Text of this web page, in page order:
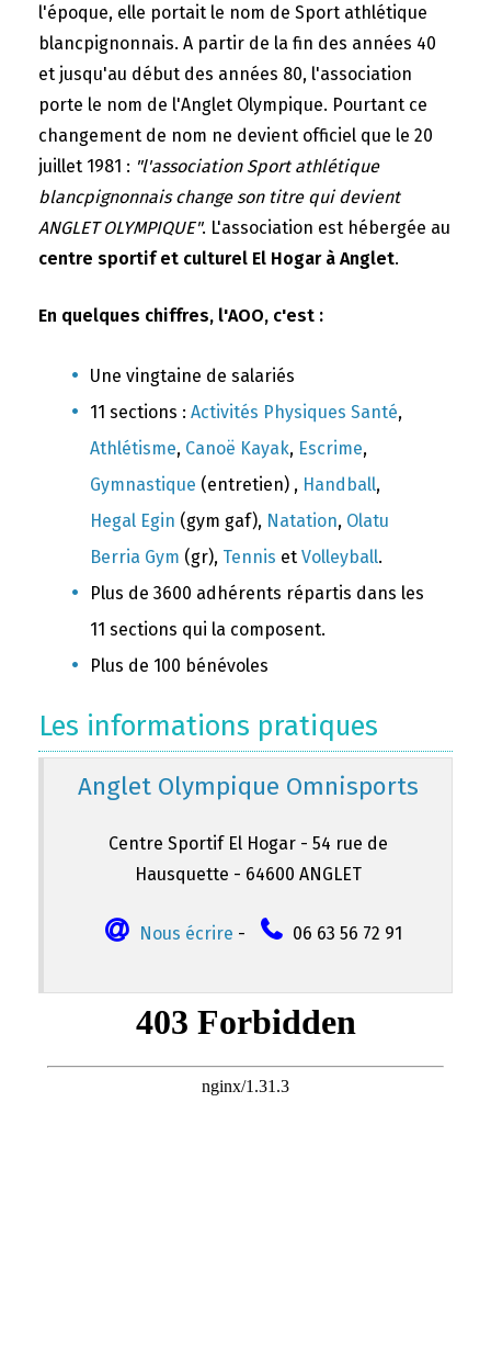
l'époque, elle portait le nom de Sport athlétique
blancpignonnais. A partir de la fin des années 40
et jusqu'au début des années 80, l'association
porte le nom de l'Anglet Olympique. Pourtant ce
changement de nom ne devient officiel que le 20
juillet 1981 : "l'association Sport athlétique
blancpignonnais change son titre qui devient
ANGLET OLYMPIQUE". L'association est hébergée au
centre sportif et culturel El Hogar à Anglet.
En quelques chiffres, l'AOO, c'est :
Une vingtaine de salariés
11 sections : Activités Physiques Santé,
Athlétisme, Canoë Kayak, Escrime,
Gymnastique (entretien) , Handball,
Hegal Egin (gym gaf), Natation, Olatu
Berria Gym (gr), Tennis et Volleyball.
Plus de 3600 adhérents répartis dans les
11 sections qui la composent.
Plus de 100 bénévoles
Les informations pratiques
Anglet Olympique Omnisports
Centre Sportif El Hogar - 54 rue de
Hausquette - 64600 ANGLET
Nous écrire - 06 63 56 72 91